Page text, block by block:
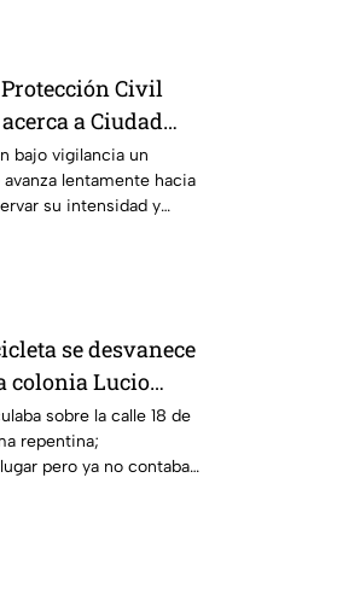
Civil
a Ciudad
extremar
bajo vigilancia un
lentamente hacia
su intensidad y
Ciudad Juárez durante
se desvanece
colonia Lucio
sobre la calle 18 de
repentina;
pero ya no contaba